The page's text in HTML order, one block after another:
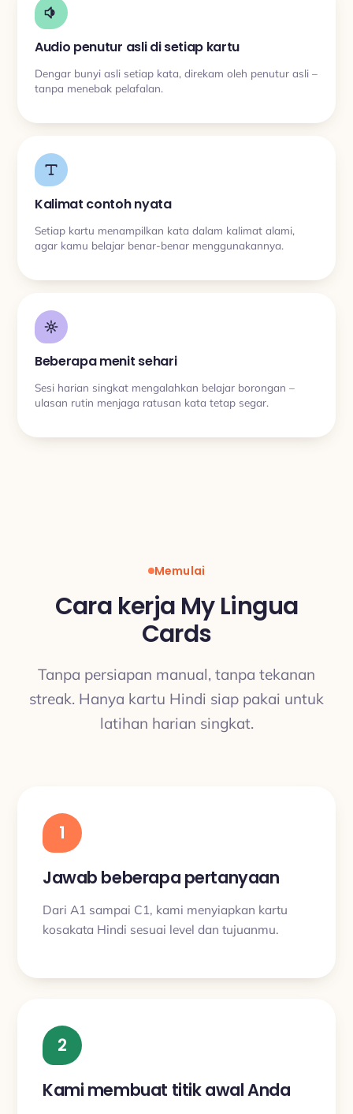
Audio penutur asli di setiap kartu
Dengar bunyi asli setiap kata, direkam oleh penutur asli –
tanpa menebak pelafalan.
Kalimat contoh nyata
Setiap kartu menampilkan kata dalam kalimat alami,
agar kamu belajar benar-benar menggunakannya.
Beberapa menit sehari
Sesi harian singkat mengalahkan belajar borongan –
ulasan rutin menjaga ratusan kata tetap segar.
Memulai
Cara kerja My Lingua
Cards
Tanpa persiapan manual, tanpa tekanan
streak. Hanya kartu Hindi siap pakai untuk
latihan harian singkat.
1
Jawab beberapa pertanyaan
Dari A1 sampai C1, kami menyiapkan kartu
kosakata Hindi sesuai level dan tujuanmu.
2
Kami membuat titik awal Anda